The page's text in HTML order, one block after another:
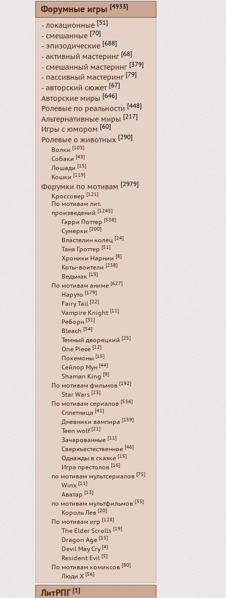
Форумные игры [4933]
- локационные [51]
- смешанные [70]
- эпизодические [688]
- активный мастеринг [68]
- смешанный мастеринг [379]
- пассивный мастеринг [79]
- авторский сюжет [67]
Авторские миры [646]
Ролевые по реальности [448]
Альтернативные миры [217]
Игры с юмором [60]
Ролевые о животных [290]
Волки [103]
Собаки [43]
Лошади [15]
Кошки [119]
Форумки по мотивам [2979]
Кроссовер [121]
По мотивам лит.
произведений [1245]
Гарри Поттер [538]
Сумерки [200]
Властелин колец [24]
Таня Гроттер [51]
Хроники Нарнии [8]
Коты-воители [238]
Ведьмак [13]
По мотивам аниме [627]
Наруто [179]
Fairy Tail [22]
Vampire Knight [11]
Реборн [31]
Bleach [54]
Темный дворецкий [25]
One Piece [12]
Покемоны [15]
Сейлор Мун [44]
Shaman King [9]
По мотивам фильмов [192]
Star Wars [23]
По мотивам сериалов [536]
Сплетница [41]
Дневники вампира [159]
Teen wolf [21]
Зачарованные [11]
Сверхъестественное [46]
Однажды в сказке [15]
Игра престолов [16]
по мотивам мультсериалов [75]
Winx [11]
Аватар [13]
по мотивам мультфильмов [35]
Король Лев [20]
По мотивам игр [128]
The Elder Scrolls [19]
Dragon Age [15]
Devil May Cry [4]
Resident Evil [5]
По мотивам комиксов [80]
Люди Х [56]
ЛитРПГ [1]